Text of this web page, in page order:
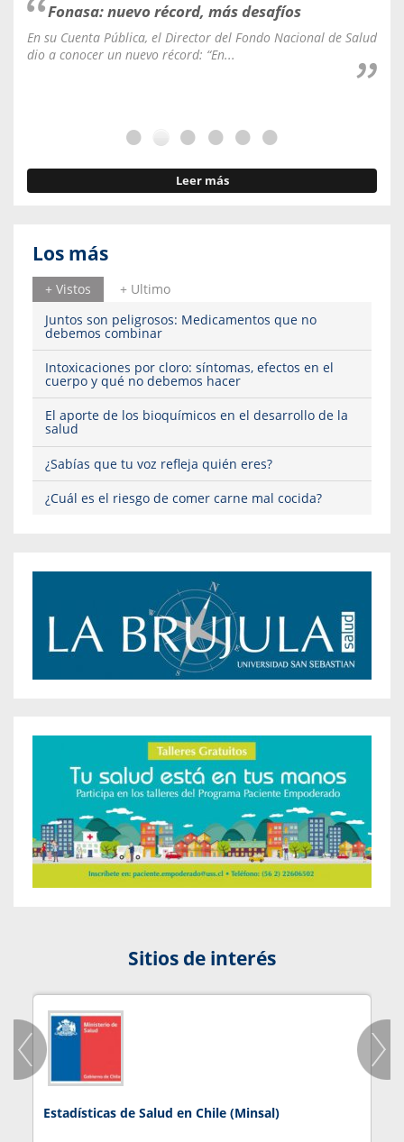
Fonasa: nuevo récord, más desafíos
En su Cuenta Pública, el Director del Fondo Nacional de Salud
dio a conocer un nuevo récord: “En...
Leer más
Los más
+ Vistos
+ Ultimo
Juntos son peligrosos: Medicamentos que no
debemos combinar
Intoxicaciones por cloro: síntomas, efectos en el
cuerpo y qué no debemos hacer
El aporte de los bioquímicos en el desarrollo de la
salud
¿Sabías que tu voz refleja quién eres?
¿Cuál es el riesgo de comer carne mal cocida?
Sitios de interés
Estadísticas de Salud en Chile (Minsal)